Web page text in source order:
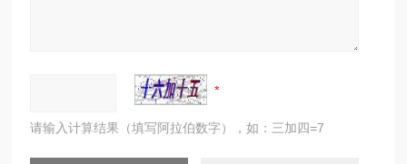
请输入计算结果（填写阿拉伯数字），如：三加四=7